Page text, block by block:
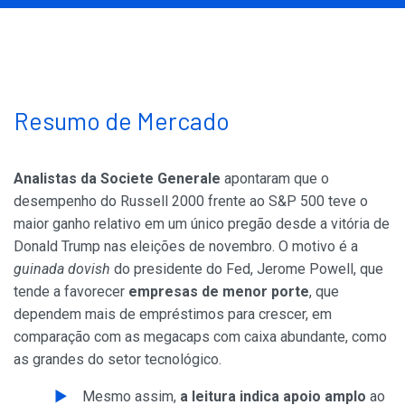
Resumo de Mercado
Analistas da Societe Generale apontaram que o
desempenho do Russell 2000 frente ao S&P 500 teve o
maior ganho relativo em um único pregão desde a vitória de
Donald Trump nas eleições de novembro. O motivo é a
guinada dovish do presidente do Fed, Jerome Powell, que
tende a favorecer empresas de menor porte, que
dependem mais de empréstimos para crescer, em
comparação com as megacaps com caixa abundante, como
as grandes do setor tecnológico.
Mesmo assim, a leitura indica apoio amplo ao